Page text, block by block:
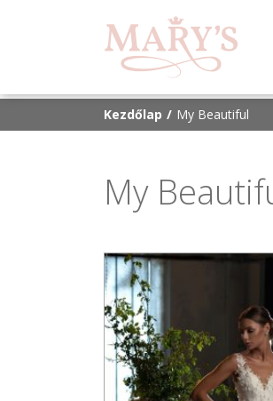
Kezdőlap My Beautiful
My